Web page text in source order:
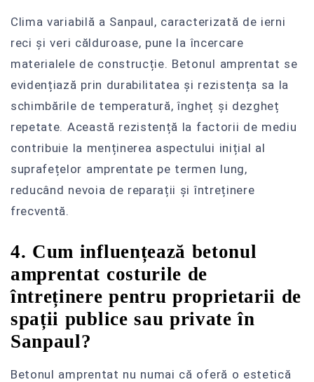
Clima variabilă a Sanpaul, caracterizată de ierni
reci și veri călduroase, pune la încercare
materialele de construcție. Betonul amprentat se
evidențiază prin durabilitatea și rezistența sa la
schimbările de temperatură, îngheț și dezgheț
repetate. Această rezistență la factorii de mediu
contribuie la menținerea aspectului inițial al
suprafețelor amprentate pe termen lung,
reducând nevoia de reparații și întreținere
frecventă.
4. Cum influențează betonul
amprentat costurile de
întreținere pentru proprietarii de
spații publice sau private în
Sanpaul?
Betonul amprentat nu numai că oferă o estetică